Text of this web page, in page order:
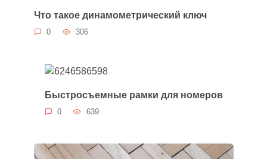
Что такое динамометрический ключ
0 306
Быстросъемные рамки для номеров
0 639